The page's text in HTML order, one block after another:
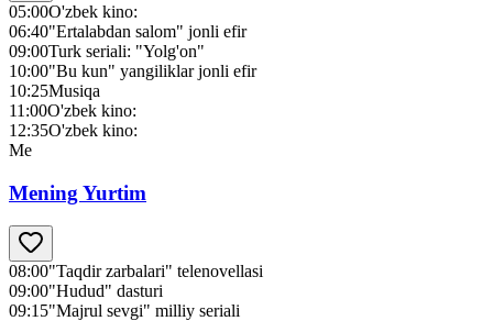
05:00O'zbek kino:
06:40"Ertalabdan salom" jonli efir
09:00Turk seriali: "Yolg'on"
10:00"Bu kun" yangiliklar jonli efir
10:25Musiqa
11:00O'zbek kino:
12:35O'zbek kino:
Me
Mening Yurtim
08:00"Taqdir zarbalari" telenovellasi
09:00"Hudud" dasturi
09:15"Majrul sevgi" milliy seriali